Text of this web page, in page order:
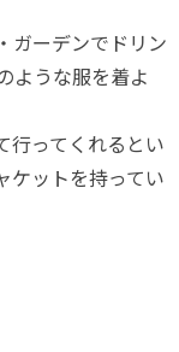
ガーデンでドリン
ような服を着よ
行ってくれるとい
ケットを持ってい